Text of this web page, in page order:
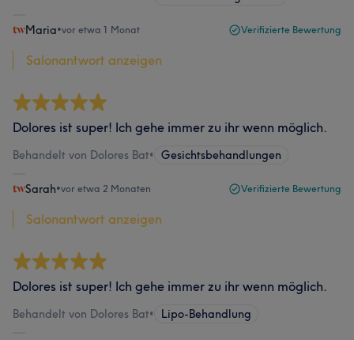
Maria•vor etwa 1 Monat Verifizierte Bewertung
Salonantwort anzeigen
Dolores ist super! Ich gehe immer zu ihr wenn möglich.
Behandelt von Dolores Bat• Gesichtsbehandlungen
Sarah•vor etwa 2 Monaten Verifizierte Bewertung
Salonantwort anzeigen
Dolores ist super! Ich gehe immer zu ihr wenn möglich.
Behandelt von Dolores Bat• Lipo-Behandlung